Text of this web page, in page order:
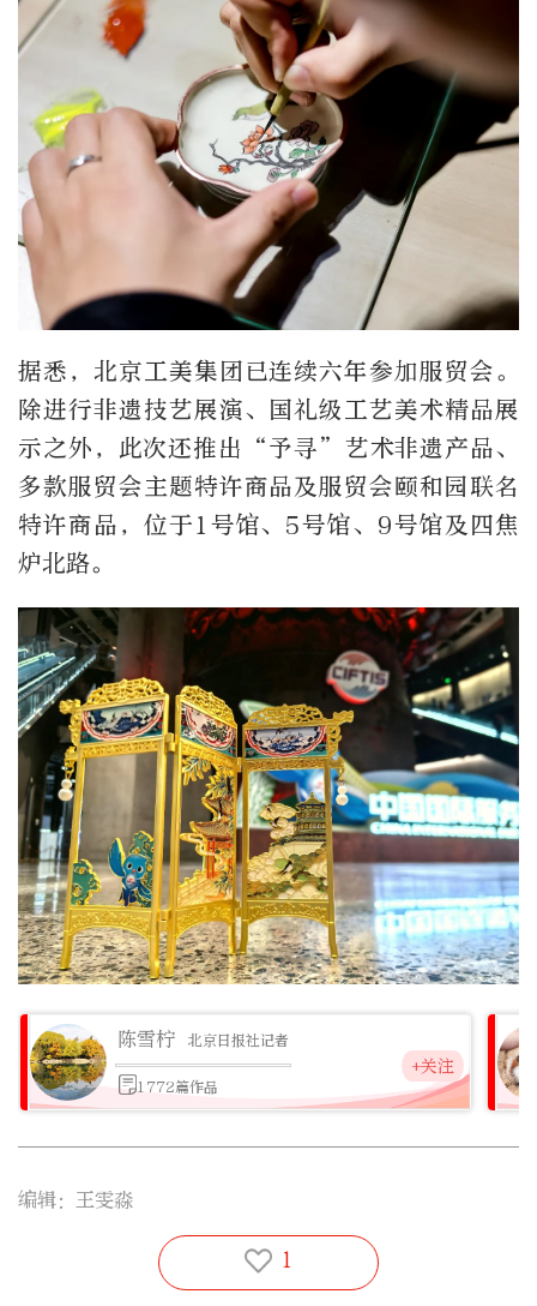
据悉，北京工美集团已连续六年参加服贸会。
除进行非遗技艺展演、国礼级工艺美术精品展
示之外，此次还推出“予寻”艺术非遗产品、
多款服贸会主题特许商品及服贸会颐和园联名
特许商品，位于1号馆、5号馆、9号馆及四焦
炉北路。
陈雪柠 北京日报社记者
1772篇作品
+关注
编辑：王雯淼
1